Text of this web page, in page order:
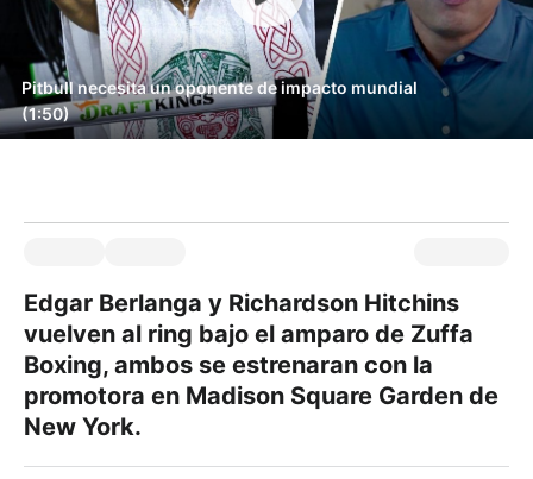
Pitbull necesita un oponente de impacto mundial
(1:50)
Edgar Berlanga y Richardson Hitchins
vuelven al ring bajo el amparo de Zuffa
Boxing, ambos se estrenaran con la
promotora en Madison Square Garden de
New York.